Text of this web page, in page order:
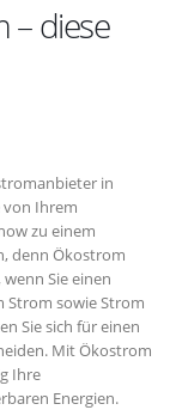
– diese
in
von Ihrem
zu einem
denn Ökostrom
Sie einen
Strom sowie Strom
Sie sich für einen
Mit Ökostrom
Ihre
Energien.